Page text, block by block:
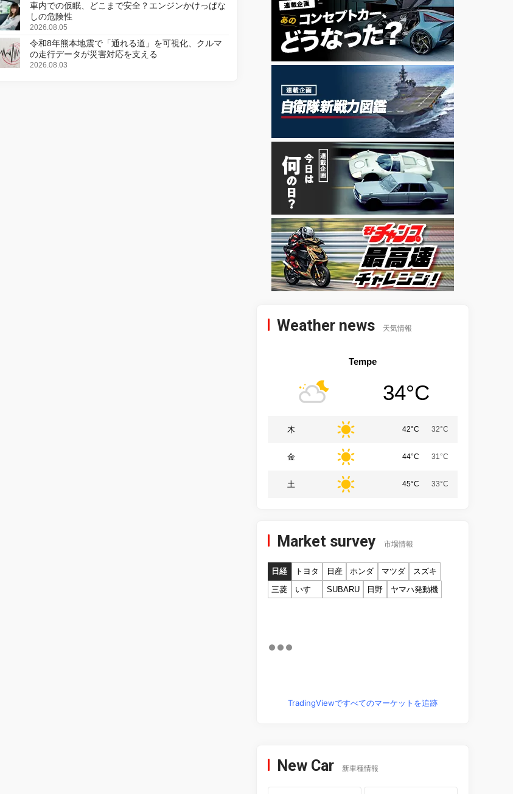
車内での仮眠、どこまで安全？エンジンかけっぱな
しの危険性
2026.08.05
令和8年熊本地震で「通れる道」を可視化、クルマ
の走行データが災害対応を支える
2026.08.03
Weather news 天気情報
Tempe
34°C
木 42°C 32°C
金 44°C 31°C
土 45°C 33°C
Market survey 市場情報
日経 トヨタ 日産 ホンダ マツダ
スズキ
三菱
いすゞ SUBARU 日野 ヤマハ発動機
TradingViewですべてのマーケットを追跡
New Car 新車種情報